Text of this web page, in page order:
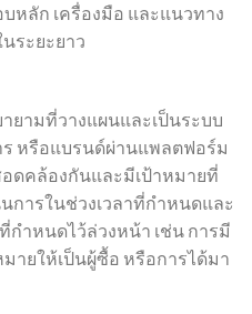
หลัก เครื่องมือ และแนวทาง
ระยะยาว
ามที่วางแผนและเป็นระบบ
หรือแบรนด์ผ่านแพลตฟอร์ม
ดคล้องกันและมีเป้าหมายที่
การในช่วงเวลาที่กำหนดและ
กำหนดไว้ล่วงหน้า เช่น การมี
ายให้เป็นผู้ซื้อ หรือการได้มา